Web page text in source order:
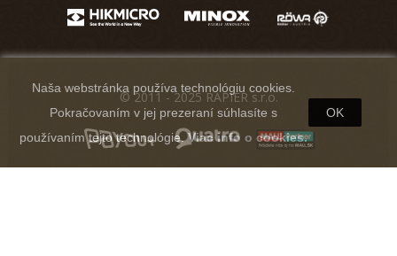
Naša webstránka používa technológiu cookies.
Pokračovaním v jej prezeraní súhlasíte s
používaním tejto technológie.Viac info o cookies.
OK
© 2011 - 2025 RAPIER s.r.o.